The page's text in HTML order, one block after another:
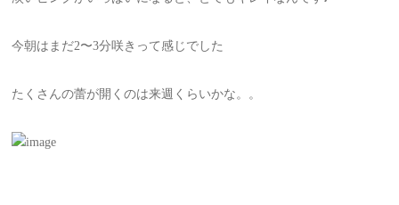
今朝はまだ2〜3分咲きって感じでした
たくさんの蕾が開くのは来週くらいかな。。